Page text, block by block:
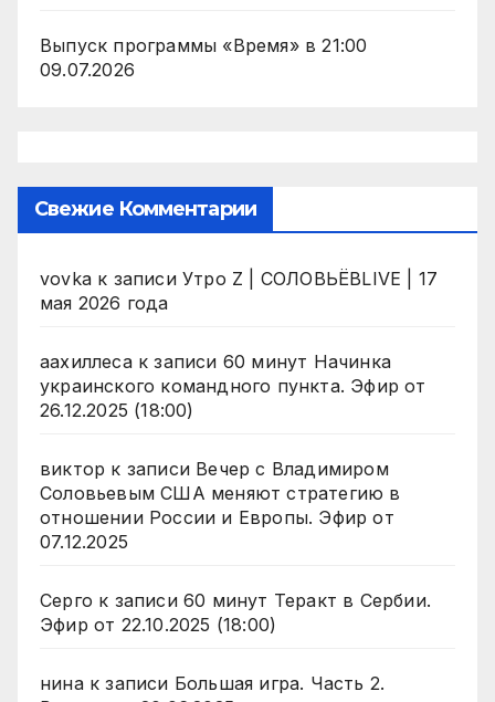
Выпуск программы «Время» в 21:00
09.07.2026
Свежие Комментарии
vovka к записи Утро Z | СОЛОВЬЁВLIVE | 17
мая 2026 года
аахиллесак записи 60 минут Начинка
украинского командного пункта. Эфир от
26.12.2025 (18:00)
виктор к записи Вечер с Владимиром
Соловьевым США меняют стратегию в
отношении России и Европы. Эфир от
07.12.2025
Серго к записи 60 минут Теракт в Сербии.
Эфир от 22.10.2025 (18:00)
нинак записи Большая игра. Часть 2.